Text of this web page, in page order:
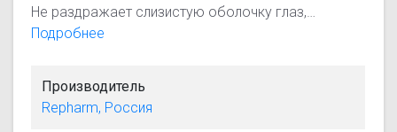
Не раздражает слизистую оболочку глаз,
способствует легкому расчесыванию волос
действием, существенно уменьшают
раздражение и покраснение кожи, способствуют
Подробнее
Производитель
Repharm, Россия